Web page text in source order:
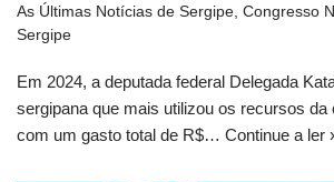
As Últimas Notícias de Sergipe Congresso
Sergipe
Em 2024, a deputada federal Delegada
sergipana que mais utilizou os recursos da
com um gasto total de R$… Continue a ler